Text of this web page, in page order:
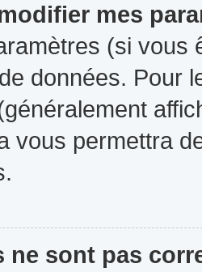
mes
(si vous
données. Pour
vous permettra
ne sont pas